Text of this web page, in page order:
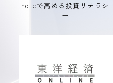
noteで高める投資リテラシ
ー